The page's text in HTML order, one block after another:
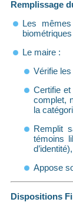
Remplissage
Les
biométriques
Le maire :
Vérifie
Certifie
complet,
la
Remplit
témoins
Appose
Dispositions